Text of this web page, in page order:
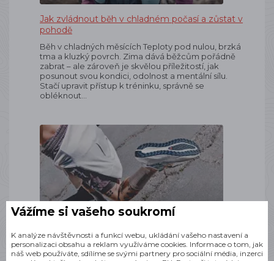
Jak zvládnout běh v chladném počasí a zůstat v
pohodě
Běh v chladných měsících Teploty pod nulou, brzká
tma a kluzký povrch. Zima dává běžcům pořádně
zabrat – ale zároveň je skvělou příležitostí, jak
posunout svou kondici, odolnost a mentální sílu.
Stačí upravit přístup k tréninku, správně se
obléknout…
15. 09. 2025
Salomon GRVL – svoboda, která začíná tam,
kde končí asfalt
Každý běžec to zná Vyrazíš z domu po chodníku,
Vážíme si vašeho soukromí
K analýze návštěvnosti a funkcí webu, ukládání vašeho nastavení a
personalizaci obsahu a reklam využíváme cookies. Informace o tom, jak
náš web používáte, sdílíme se svými partnery pro sociální média, inzerci